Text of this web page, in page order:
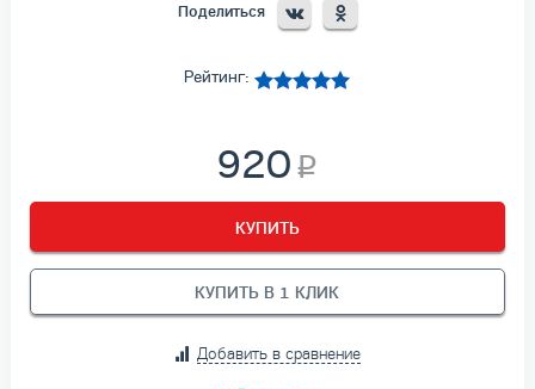
Поделиться
Рейтинг:
920
КУПИТЬ
КУПИТЬ В 1 КЛИК
Добавить в сравнение